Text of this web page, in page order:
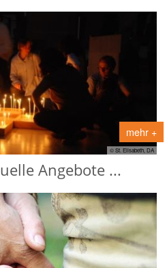
mehr +
© St. Elisabeth, DA
Angebote ...